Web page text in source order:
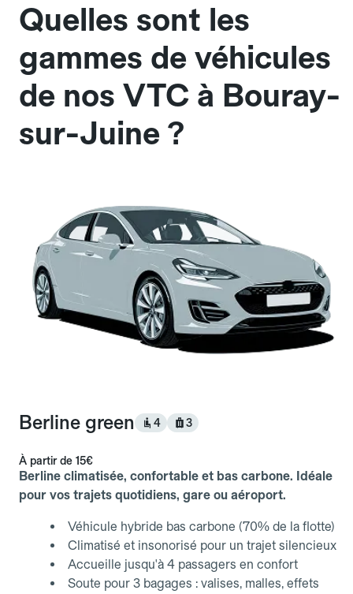
Quelles sont les
gammes de véhicules
de nos VTC à Bouray-
sur-Juine ?
Berline green 4 3
À partir de 15€
Berline climatisée, confortable et bas carbone. Idéale
pour vos trajets quotidiens, gare ou aéroport.
Véhicule hybride bas carbone (70% de la flotte)
Climatisé et insonorisé pour un trajet silencieux
Accueille jusqu'à 4 passagers en confort
Soute pour 3 bagages : valises, malles, effets